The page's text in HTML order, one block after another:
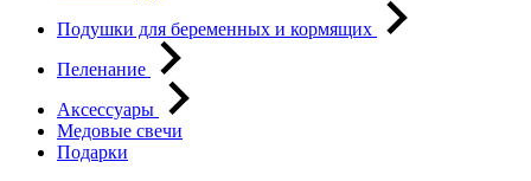
Подушки для беременных и кормящих
Пеленание
Аксессуары
Медовые свечи
Подарки